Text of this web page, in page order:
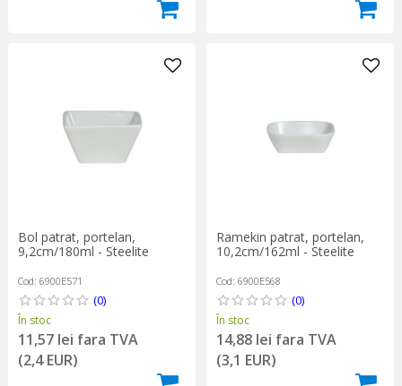
Bol patrat, portelan,
9,2cm/180ml - Steelite
Cod: 6900E571
(0)
În stoc
11,57 lei fara TVA
(2,4 EUR)
Ramekin patrat, portelan,
10,2cm/162ml - Steelite
Cod: 6900E568
(0)
În stoc
14,88 lei fara TVA
(3,1 EUR)